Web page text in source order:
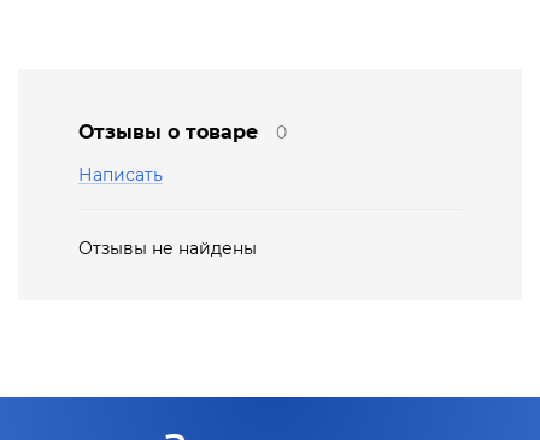
Отзывы о товаре
0
Написать
Отзывы не найдены